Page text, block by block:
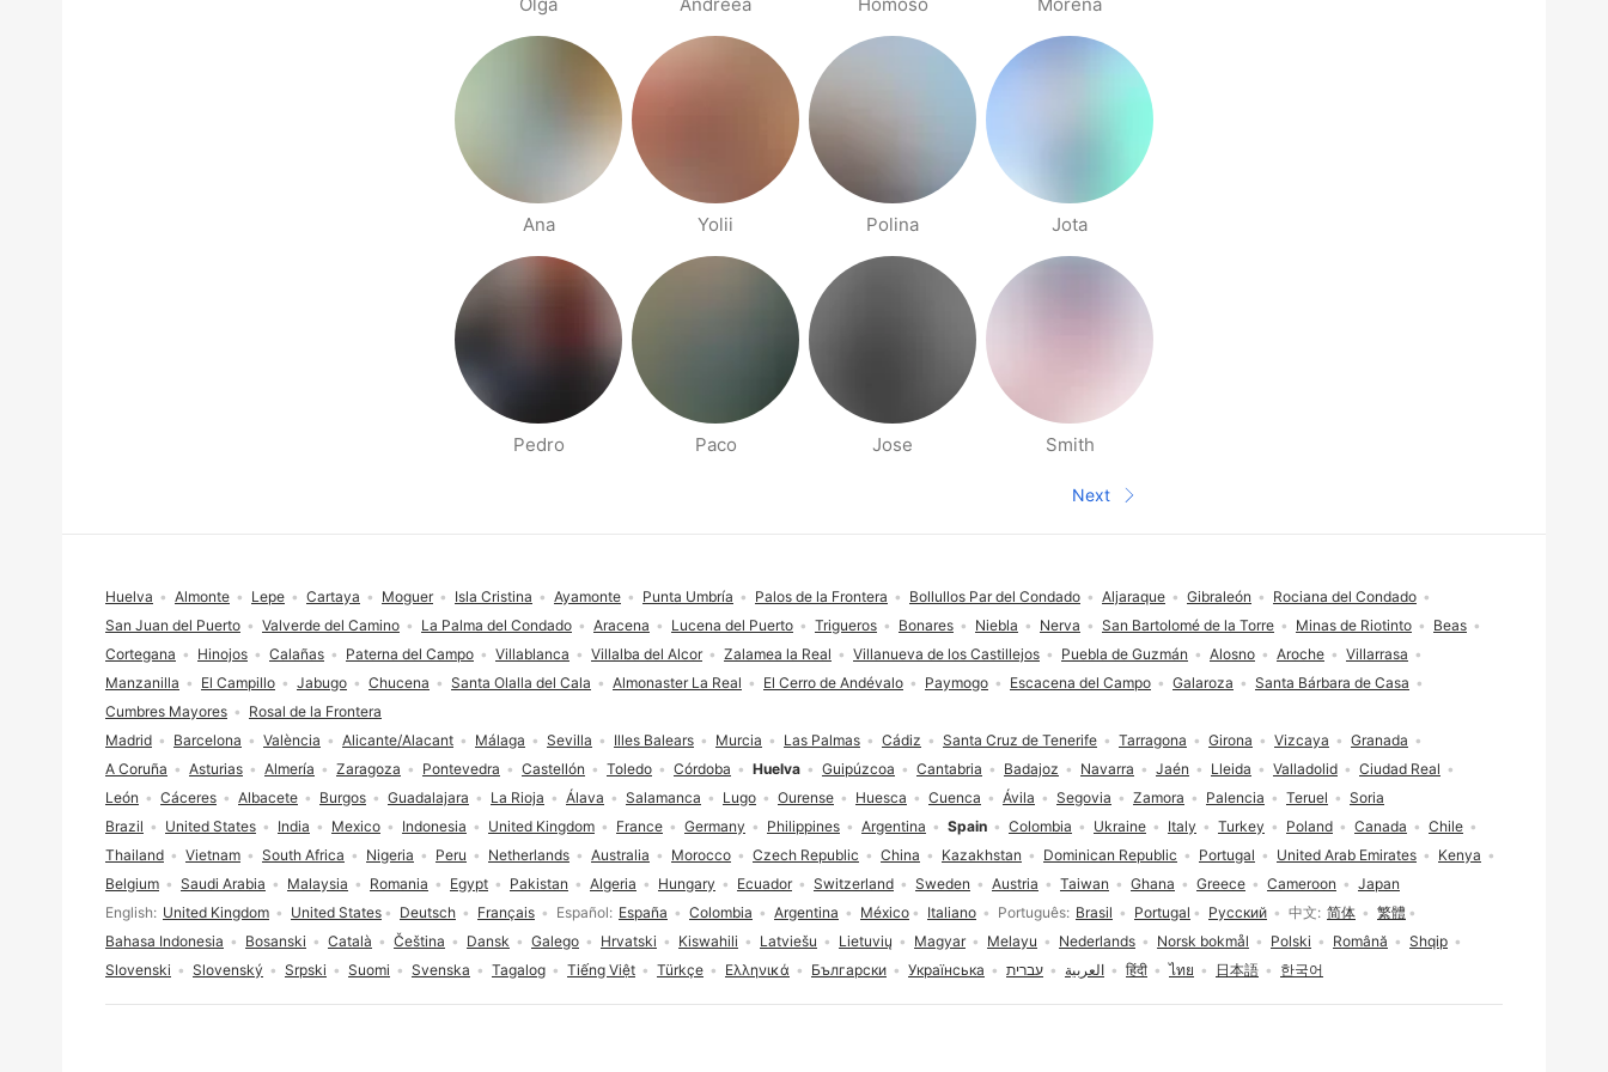
Ana Yolii Polina Jota
Pedro Paco Jose Smith
Next page
Next
Language selection
English United Kingdom United States Deutsch Français Español España Colombia Argentina México Italiano Português Brasil Portugal Русский 中文 简体
繁體
Bahasa Indonesia
Bosanski Català Čeština Dansk Galego Hrvatski Kiswahili Latviešu Lietuvių Magyar Melayu Nederlands Norsk bokmål Polski Română
Shqip
Slovenski
Slovenský Srpski Suomi Svenska Tagalog Tiếng Việt Türkçe Ελληνικά Български Українська עברית العربية हिंदी ไทย 日本語 한국어
Brazil United States India Mexico Indonesia United Kingdom France Germany Philippines Argentina Spain Colombia Ukraine Italy Turkey Poland Canada
Chile
Thailand
Vietnam South Africa Nigeria Peru Netherlands Australia Morocco Czech Republic China Kazakhstan Dominican Republic Portugal United Arab Emirates
Kenya
Belgium
Saudi Arabia Malaysia Romania Egypt Pakistan Algeria Hungary Ecuador Switzerland Sweden Austria Taiwan Ghana Greece Cameroon Japan
Madrid Barcelona València Alicante/Alacant Málaga Sevilla Illes Balears Murcia Las Palmas Cádiz Santa Cruz de Tenerife Tarragona Girona Vizcaya
Granada
A Coruña
Asturias Almería Zaragoza Pontevedra Castellón Toledo Córdoba Huelva Guipúzcoa Cantabria Badajoz Navarra Jaén Lleida Valladolid
Ciudad Real
León
Cáceres Albacete Burgos Guadalajara La Rioja Álava Salamanca Lugo Ourense Huesca Cuenca Ávila Segovia Zamora Palencia Teruel Soria
Huelva Almonte Lepe Cartaya Moguer Isla Cristina Ayamonte Punta Umbría Palos de la Frontera Bollullos Par del Condado Aljaraque Gibraleón
Rociana del Condado
San Juan del Puerto
Valverde del Camino La Palma del Condado Aracena Lucena del Puerto Trigueros Bonares Niebla Nerva San Bartolomé de la Torre Minas de Riotinto
Beas
Cortegana
Hinojos Calañas Paterna del Campo Villablanca Villalba del Alcor Zalamea la Real Villanueva de los Castillejos Puebla de Guzmán Alosno Aroche
Villarrasa
Manzanilla
El Campillo Jabugo Chucena Santa Olalla del Cala Almonaster La Real El Cerro de Andévalo Paymogo Escacena del Campo Galaroza
Santa Bárbara de Casa
Cumbres Mayores
Rosal de la Frontera